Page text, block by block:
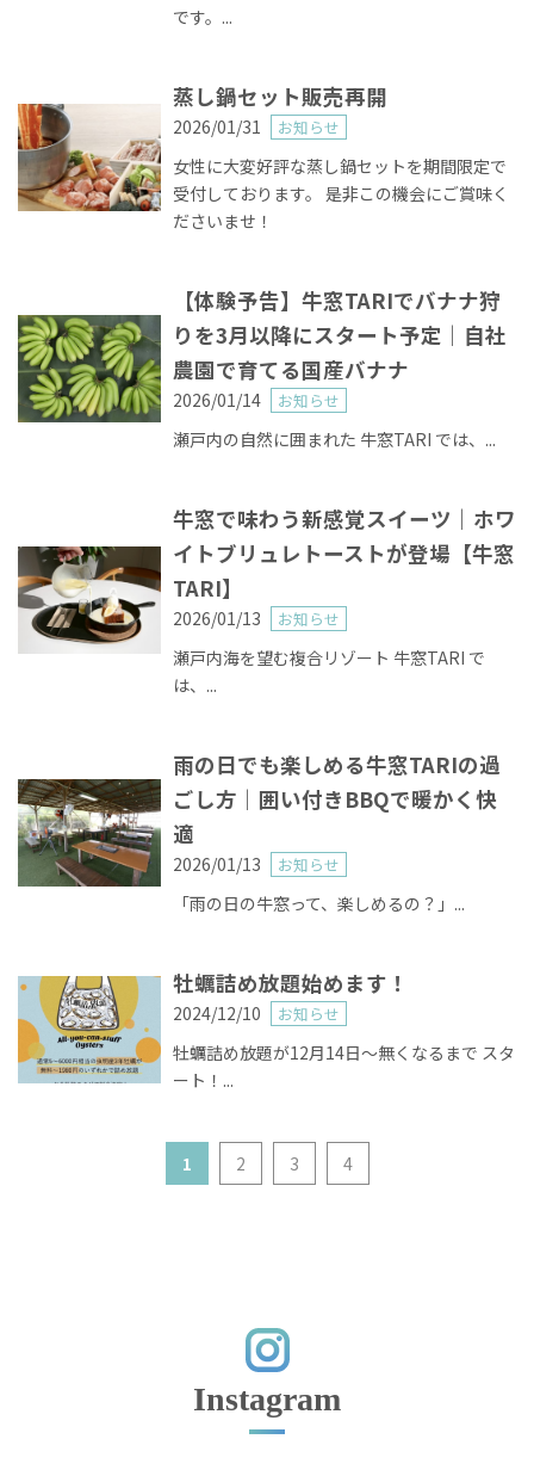
です。...
蒸し鍋セット販売再開
2026/01/31 お知らせ
女性に大変好評な蒸し鍋セットを期間限定で
受付しております。 是非この機会にご賞味く
ださいませ！
【体験予告】牛窓TARIでバナナ狩
りを3月以降にスタート予定｜自社
農園で育てる国産バナナ
2026/01/14 お知らせ
瀬戸内の自然に囲まれた 牛窓TARI では、...
牛窓で味わう新感覚スイーツ｜ホワ
イトブリュレトーストが登場【牛窓
TARI】
2026/01/13 お知らせ
瀬戸内海を望む複合リゾート 牛窓TARI で
は、...
雨の日でも楽しめる牛窓TARIの過
ごし方｜囲い付きBBQで暖かく快
適
2026/01/13 お知らせ
「雨の日の牛窓って、楽しめるの？」...
牡蠣詰め放題始めます！
2024/12/10 お知らせ
牡蠣詰め放題が12月14日〜無くなるまで スタ
ート！...
1 2 3 4
Instagram